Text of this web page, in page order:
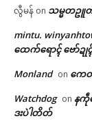
In "ဂလာန်ညးဒါန်လိ
ဖေဝ်ဒရေဝ်ဒဳမဵုကရေဇ
မဵုကရေဇြဳဖေဝ်ဒရေဝ်ဟ
လွီမန် on သမ္မတဥူ
mintu.
ထေက်ရောၚ် ဗော်ဍု
Monland on ကေ
Watchdog on နကဵု
ဒးပဲါတိတ်